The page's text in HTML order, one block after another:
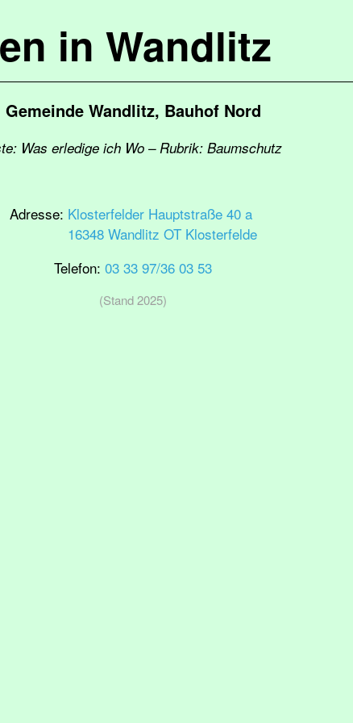
in Wandlitz
Gemeinde Wandlitz, Bauhof Nord
Was erledige ich Wo – Rubrik: Baumschutz
Adresse: Klosterfelder Hauptstraße 40 a
16348 Wandlitz OT Klosterfelde
Telefon: 03 33 97/36 03 53
(Stand 2025)